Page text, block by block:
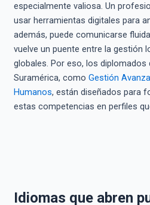
especialmente valiosa. Un
usar herramientas digitales para
además, puede comunicarse
vuelve un puente entre la gestión
globales. Por eso, los diplomados
Suramérica, como Gestión
Humanos, están diseñados para
estas competencias en perfiles
Idiomas que abren